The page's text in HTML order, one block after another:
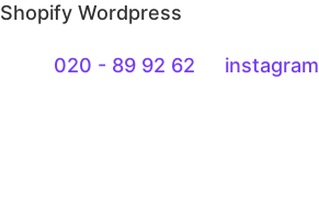
Shopify Wordpress
020 - 89 92 62
instagram